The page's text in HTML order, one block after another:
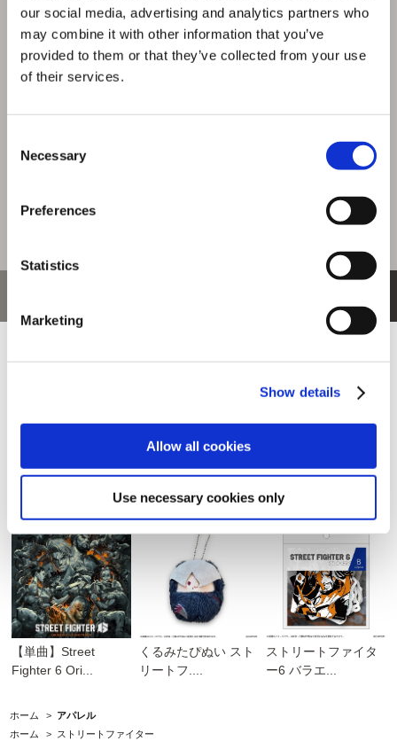
our social media, advertising and analytics partners who
may combine it with other information that you’ve
provided to them or that they’ve collected from your use
of their services.
Selection
Necessary
Preferences
Statistics
Marketing
Show details
Allow all cookies
Use necessary cookies only
ストリートファイター 刺繍ステッカー Lサイズ(ストリート
ファイター6 タイトルロゴ)
1,980円(税込)
CAPCOM×B-SIDE
くるみたぴぬい スト
カプコン ファイティ
【単曲】Street
Fighter 6 Ori...
くるみたぴぬい スト
リートフ....
ストリートファイタ
ー6 バラエ...
ホーム > アパレル
ホーム
> ストリートファイター